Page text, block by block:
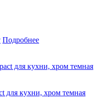
Подробнее
для кухни, хром темная